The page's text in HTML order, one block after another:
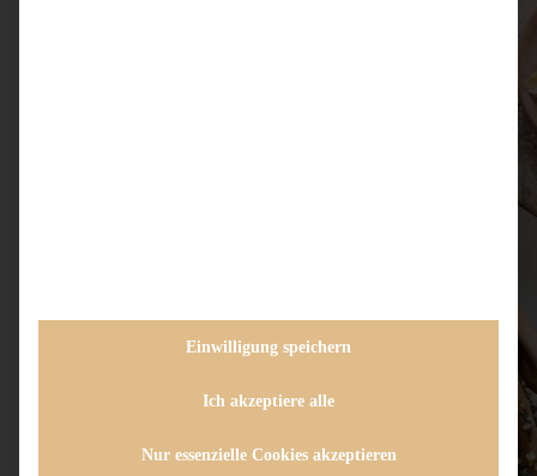
Einwilligung speichern
Ich akzeptiere alle
Nur essenzielle Cookies akzeptieren